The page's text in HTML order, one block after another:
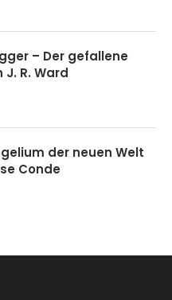
– Der gefallene
J. R. Ward
der neuen Welt
Conde